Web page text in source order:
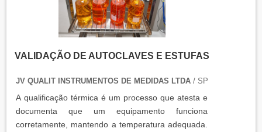
VALIDAÇÃO DE AUTOCLAVES E ESTUFAS
JV QUALIT INSTRUMENTOS DE MEDIDAS LTDA/ SP
A qualificação térmica é um processo que atesta e
documenta que um equipamento funciona
corretamente, mantendo a temperatura adequada.